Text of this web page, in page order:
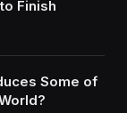
Finish
Some of